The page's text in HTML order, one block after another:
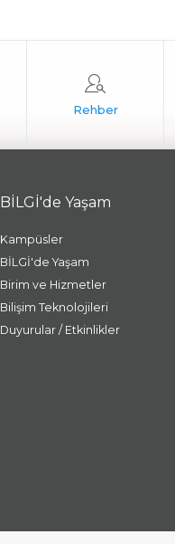
BİLGİ'de Yaşam
Kampüsler
BİLGİ'de Yaşam
Birim ve Hizmetler
Bilişim Teknolojileri
Duyurular / Etkinlikler